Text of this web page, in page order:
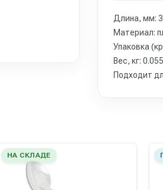
Длина, мм:
Материал:
Упаковка
Вес, кг: 0.055
Подходит
НА СКЛАДЕ